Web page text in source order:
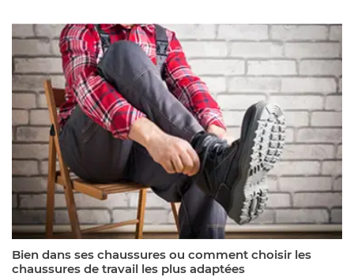
Bien dans ses chaussures ou comment choisir les
chaussures de travail les plus adaptées